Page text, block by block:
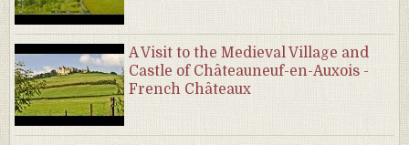
A Visit to the Medieval Village and
Castle of Châteauneuf-en-Auxois -
French Châteaux